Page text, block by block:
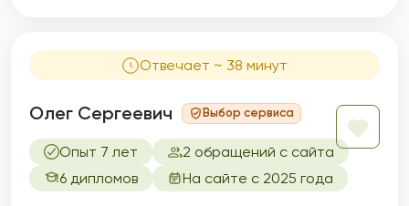
Отвечает ~ 38 минут
Олег Сергеевич Выбор сервиса
Опыт 7 лет
2 обращений с сайта
6 дипломов
На сайте с 2025 года